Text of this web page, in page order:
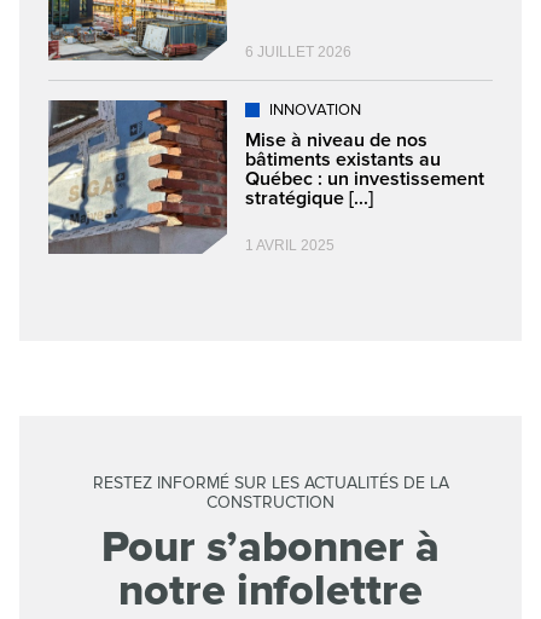
6 JUILLET 2026
INNOVATION
Mise à niveau de nos
bâtiments existants au
Québec : un investissement
stratégique [...]
1 AVRIL 2025
RESTEZ INFORMÉ SUR LES ACTUALITÉS DE LA
CONSTRUCTION
Pour s’abonner à
notre infolettre